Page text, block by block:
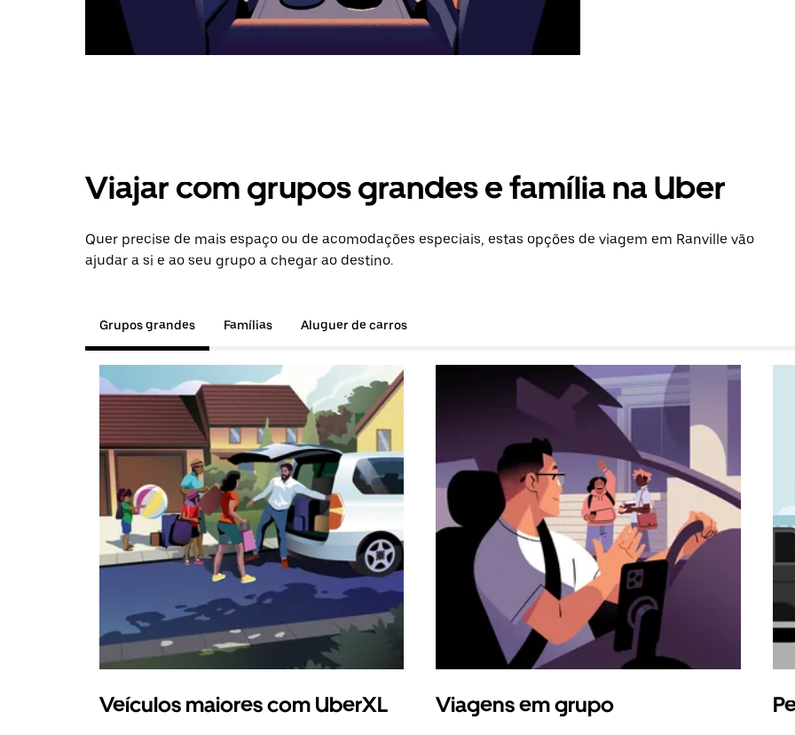
Viajar com grupos grandes e família na Uber
Quer precise de mais espaço ou de acomodações especiais, estas opções de viagem em Ranville vão
ajudar a si e ao seu grupo a chegar ao destino.
Grupos grandes Famílias Aluguer de carros
Veículos maiores com UberXL Viagens em grupo